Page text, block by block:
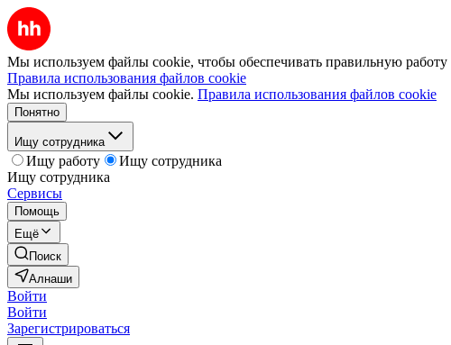
Мы используем файлы cookie, чтобы обеспечивать правильную работу
Правила использования файлов cookie
Мы используем файлы cookie. Правила использования файлов cookie
Понятно
Ищу сотрудника
Ищу работу
Ищу сотрудника
Ищу сотрудника
Сервисы
Помощь
Ещё
Поиск
Алнаши
Войти
Войти
Зарегистрироваться